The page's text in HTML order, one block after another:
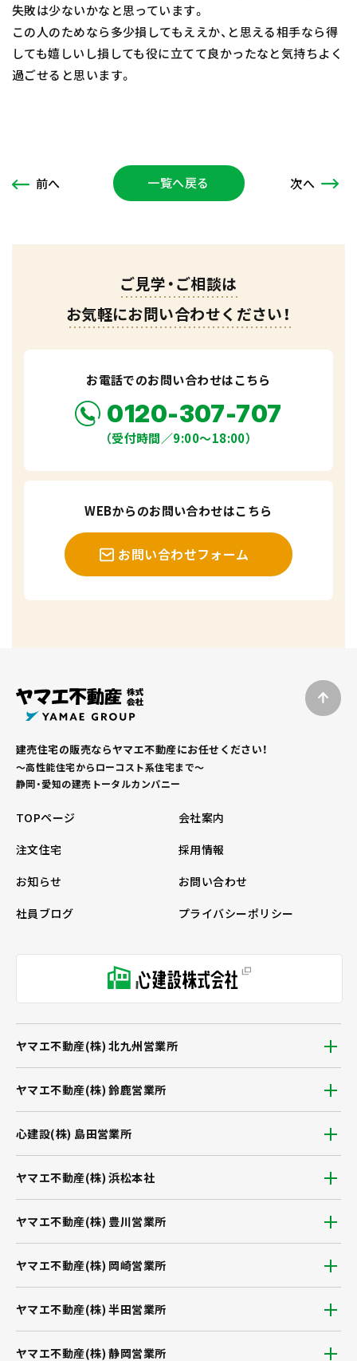
失敗は少ないかなと思っています。
この人のためなら多少損してもええか、と思える相手なら得
しても嬉しいし損しても役に立てて良かったなと気持ちよく
過ごせると思います。
前へ 一覧へ戻る 次へ
ご見学・ご相談は
お気軽にお問い合わせください！
お電話でのお問い合わせはこちら
0120-307-707
（受付時間／9:00〜18:00）
WEBからのお問い合わせはこちら
お問い合わせフォーム
建売住宅の販売ならヤマエ不動産にお任せください！
～高性能住宅からローコスト系住宅まで～
静岡・愛知の建売トータルカンパニー
TOPページ
会社案内
注文住宅
採用情報
お知らせ
お問い合わせ
社員ブログ
プライバシーポリシー
ヤマエ不動産(株) 浜松本社
ヤマエ不動産(株) 静岡営業所
ヤマエ不動産(株) 豊川営業所
ヤマエ不動産(株) 岡崎営業所
ヤマエ不動産(株) 半田営業所
ヤマエ不動産(株) 北九州営業所
ヤマエ不動産(株) 鈴鹿営業所
心建設(株) 島田営業所